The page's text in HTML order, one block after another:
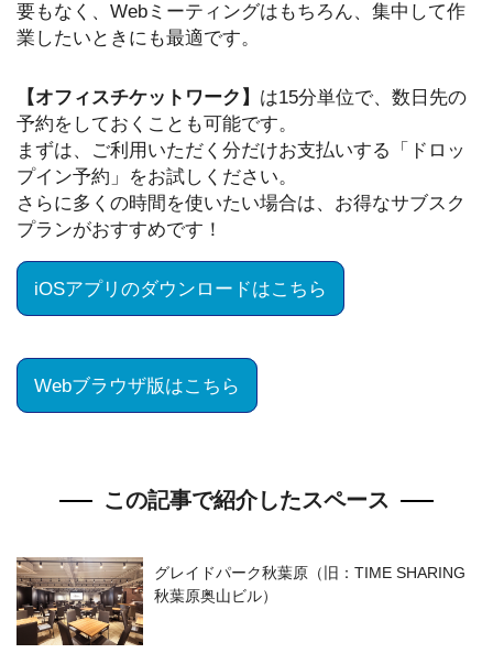
要もなく、Webミーティングはもちろん、集中して作
業したいときにも最適です。
【オフィスチケットワーク】 は15分単位で、数日先の
予約をしておくことも可能です。
まずは、ご利用いただく分だけお支払いする「ドロッ
プイン予約」をお試しください。
さらに多くの時間を使いたい場合は、お得なサブスク
プランがおすすめです！
iOSアプリのダウンロードはこちら
Webブラウザ版はこちら
この記事で紹介したスペース
グレイドパーク秋葉原（旧：TIME SHARING
秋葉原奥山ビル）